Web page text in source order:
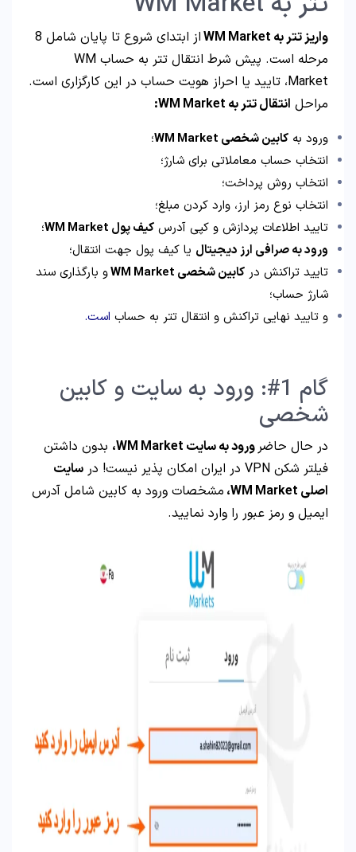
واریز تتر به WM Market
از ابتدای شروع تا پایان شامل 8
مرحله است. پیش شرط انتقال تتر به حساب WM
Market، تایید یا احراز هویت حساب در این کارگزاری است.
مراحل انتقال تتر به WM Market:
ورود به کابین شخصی WM Market
؛
انتخاب حساب معاملاتی برای شارژ؛
انتخاب روش پرداخت؛
انتخاب نوع رمز ارز، وارد کردن مبلغ؛
تایید اطلاعات پردازش و کپی آدرس کیف پول WM Market
؛
ورود به صرافی ارز دیجیتال یا کیف پول جهت انتقال؛
تایید تراکنش در کابین شخصی WM Market
و بارگذاری سند
شارژ حساب؛
و تایید نهایی تراکنش و انتقال تتر به حساب است.
گام 1#: ورود به سایت و کابین
شخصی
در حال حاضرورود به سایت WM Market،
بدون داشتن
فیلتر شکن VPN در ایران امکان پذیر نیست! در
سایت
اصلی WM Market،
مشخصات ورود به کابین شامل آدرس
ایمیل و رمز عبور را وارد نمایید.